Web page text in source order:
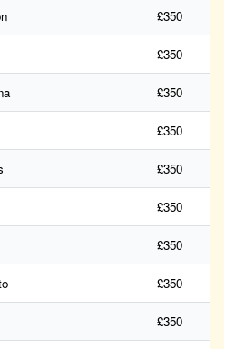
£350
£350
£350
£350
£350
£350
£350
£350
£350